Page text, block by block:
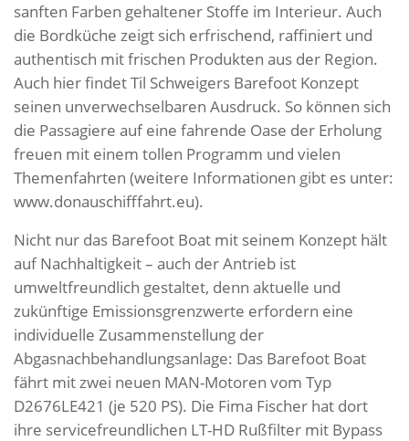
sanften Farben gehaltener Stoffe im Interieur. Auch
die Bordküche zeigt sich erfrischend, raffiniert und
authentisch mit frischen Produkten aus der Region.
Auch hier findet Til Schweigers Barefoot Konzept
seinen unverwechselbaren Ausdruck. So können sich
die Passagiere auf eine fahrende Oase der Erholung
freuen mit einem tollen Programm und vielen
Themenfahrten (weitere Informationen gibt es unter:
www.donauschifffahrt.eu).
Nicht nur das Barefoot Boat mit seinem Konzept hält
auf Nachhaltigkeit – auch der Antrieb ist
umweltfreundlich gestaltet, denn aktuelle und
zukünftige Emissionsgrenzwerte erfordern eine
individuelle Zusammenstellung der
Abgasnachbehandlungsanlage: Das Barefoot Boat
fährt mit zwei neuen MAN-Motoren vom Typ
D2676LE421 (je 520 PS). Die Fima Fischer hat dort
ihre servicefreundlichen LT-HD Rußfilter mit Bypass